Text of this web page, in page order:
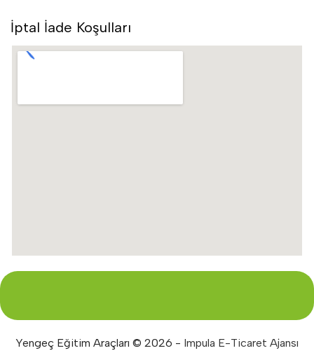
İptal İade Koşulları
Yengeç Eğitim Araçları © 2026 - Impula E-Ticaret Ajansı